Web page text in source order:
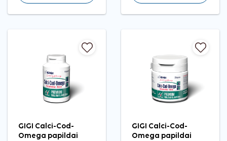
GIGI Calci-Cod-
Omega papildai
GIGI Calci-Cod-
Omega papildai